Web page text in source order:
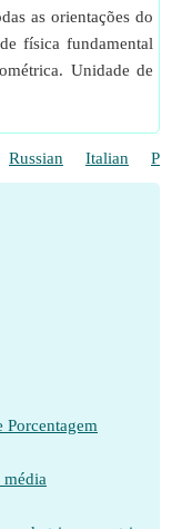
as orientações do
física fundamental
Unidade de
Russian Italian
Porcentagem
média